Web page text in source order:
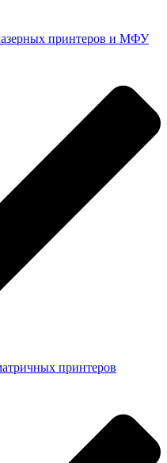
принтеров и МФУ
принтеров